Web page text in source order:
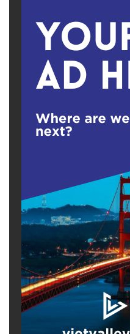
động. Mỗi luống rau,
quả của nỗ lực bền
vượt lên khắc nghiệt
qua đời vào năm
lặng của mình. Họ tổ
vườn giữa vùng cát
gương nhân ái mà
Ngày nay, tên tuổi
“Vườn Di Sản Willie
niệm sống động
đỏ thành sự sung túc
giác thuộc về một
sinh, mà là thứ bạn